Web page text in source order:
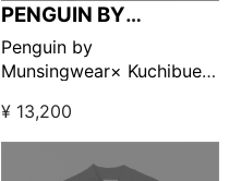
PENGUIN BY
MUNSINGWEAR
Penguin by
Munsingwear× Kuchibue
ック ネイビー【GO/LOOK!
限定販売】
¥ 13,200